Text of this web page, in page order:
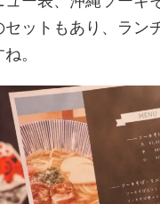
セットもあり、ラン
。